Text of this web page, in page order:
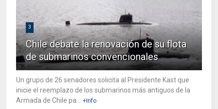
3
Chile debate la renovación de su flota
de submarinos convencionales
Un grupo de 26 senadores solicita al Presidente Kast que
inicie el reemplazo de los submarinos más antiguos de la
Armada de Chile pa...
+Info